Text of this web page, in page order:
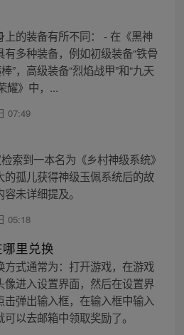
的装备有所不同： - 在《黑神
多种装备，例如初级装备“铁骨
”，高级装备“烈焰战甲”和“九天
耀》中，...
07:49
索到一本名为《乡村神级系统》
孤儿获得神级玉佩系统后的故
未详细提及。
05:18
里兑换
式通常为：打开游戏，在游戏
进入设置界面，然后在设置界
弹出输入框，在输入框中输入
以去邮箱中领取奖励了。